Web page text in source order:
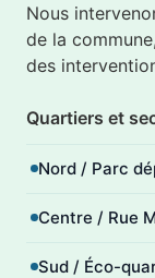
Nous
de la
des
Quartiers et
Nord / Parc
Centre / Rue
Sud / Éco-